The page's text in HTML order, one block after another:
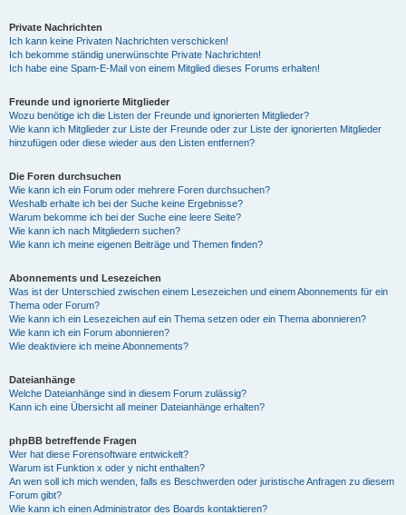
Private Nachrichten
Ich kann keine Privaten Nachrichten verschicken!
Ich bekomme ständig unerwünschte Private Nachrichten!
Ich habe eine Spam-E-Mail von einem Mitglied dieses Forums erhalten!
Freunde und ignorierte Mitglieder
Wozu benötige ich die Listen der Freunde und ignorierten Mitglieder?
Wie kann ich Mitglieder zur Liste der Freunde oder zur Liste der ignorierten Mitglieder
hinzufügen oder diese wieder aus den Listen entfernen?
Die Foren durchsuchen
Wie kann ich ein Forum oder mehrere Foren durchsuchen?
Weshalb erhalte ich bei der Suche keine Ergebnisse?
Warum bekomme ich bei der Suche eine leere Seite?
Wie kann ich nach Mitgliedern suchen?
Wie kann ich meine eigenen Beiträge und Themen finden?
Abonnements und Lesezeichen
Was ist der Unterschied zwischen einem Lesezeichen und einem Abonnements für ein
Thema oder Forum?
Wie kann ich ein Lesezeichen auf ein Thema setzen oder ein Thema abonnieren?
Wie kann ich ein Forum abonnieren?
Wie deaktiviere ich meine Abonnements?
Dateianhänge
Welche Dateianhänge sind in diesem Forum zulässig?
Kann ich eine Übersicht all meiner Dateianhänge erhalten?
phpBB betreffende Fragen
Wer hat diese Forensoftware entwickelt?
Warum ist Funktion x oder y nicht enthalten?
An wen soll ich mich wenden, falls es Beschwerden oder juristische Anfragen zu diesem
Forum gibt?
Wie kann ich einen Administrator des Boards kontaktieren?